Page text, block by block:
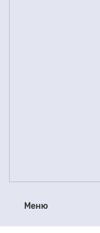
Меню